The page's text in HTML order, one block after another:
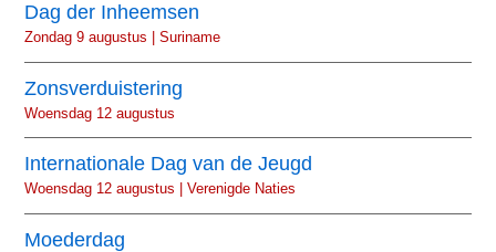
Dag der Inheemsen
Zondag 9 augustus | Suriname
Zonsverduistering
Woensdag 12 augustus
Internationale Dag van de Jeugd
Woensdag 12 augustus | Verenigde Naties
Moederdag